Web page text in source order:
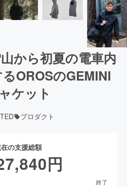
から初夏の電車内
OROSのGEMINI
ケット
プロダクト
の支援総額
円
終了